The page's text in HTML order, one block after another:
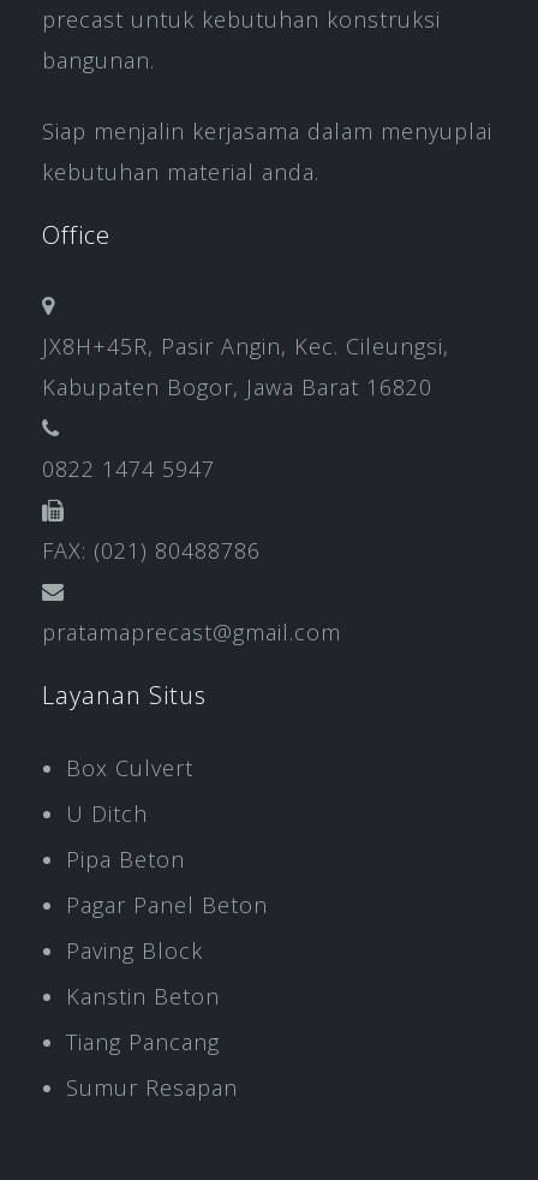
precast untuk kebutuhan konstruksi
bangunan.
Siap menjalin kerjasama dalam menyuplai
kebutuhan material anda.
Office
JX8H+45R, Pasir Angin, Kec. Cileungsi,
Kabupaten Bogor, Jawa Barat 16820
0822 1474 5947
FAX: (021) 80488786
pratamaprecast@gmail.com
Layanan Situs
Box Culvert
U Ditch
Pipa Beton
Pagar Panel Beton
Paving Block
Kanstin Beton
Tiang Pancang
Sumur Resapan